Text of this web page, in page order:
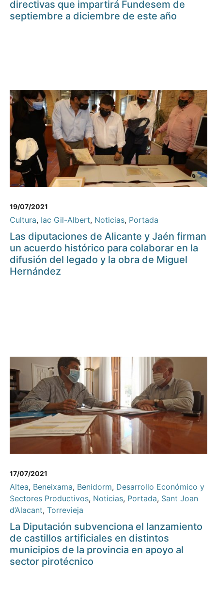
directivas que impartirá Fundesem de
septiembre a diciembre de este año
19/07/2021
Cultura, Iac Gil-Albert, Noticias, Portada
Las diputaciones de Alicante y Jaén firman
un acuerdo histórico para colaborar en la
difusión del legado y la obra de Miguel
Hernández
17/07/2021
Altea, Beneixama, Benidorm, Desarrollo Económico y
Sectores Productivos, Noticias, Portada, Sant Joan
d’Alacant, Torrevieja
La Diputación subvenciona el lanzamiento
de castillos artificiales en distintos
municipios de la provincia en apoyo al
sector pirotécnico